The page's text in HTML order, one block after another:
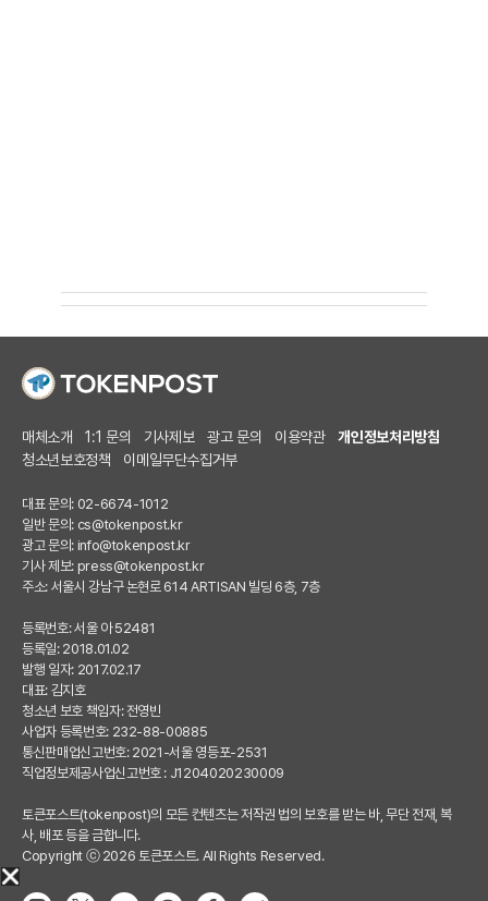
매체소개 1:1 문의 기사제보 광고 문의 이용약관
개인정보처리방침
청소년보호정책
이메일무단수집거부
대표 문의: 02-6674-1012
일반 문의: cs@tokenpost.kr
광고 문의: info@tokenpost.kr
기사 제보: press@tokenpost.kr
주소: 서울시 강남구 논현로 614 ARTISAN 빌딩 6층, 7층
등록번호: 서울 아 52481
등록일: 2018.01.02
발행 일자: 2017.02.17
대표: 김지호
청소년 보호 책임자: 전영빈
사업자 등록번호: 232-88-00885
통신판매업신고번호: 2021-서울 영등포-2531
직업정보제공사업신고번호 : J1204020230009
토큰포스트(tokenpost)의 모든 컨텐츠는 저작권 법의 보호를 받는 바, 무단 전재, 복
사, 배포 등을 금합니다.
Copyright ⓒ 2026 토큰포스트. All Rights Reserved.